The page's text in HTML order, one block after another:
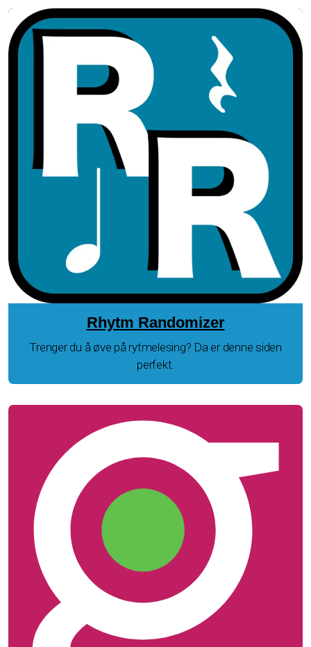
Rhytm Randomizer
Trenger du å øve på rytmelesing? Da er denne siden
perfekt.